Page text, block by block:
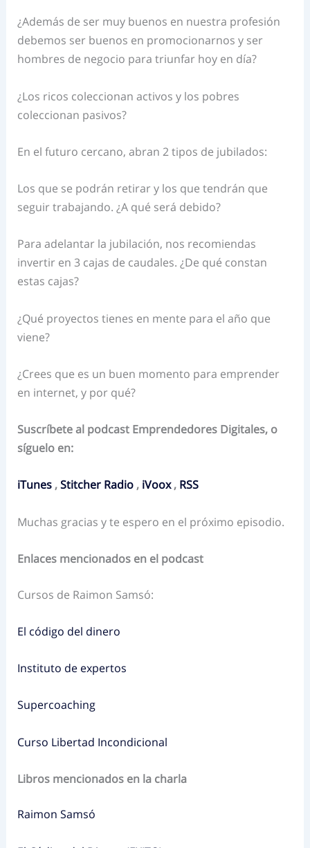
¿Además de ser muy buenos en nuestra profesión
debemos ser buenos en promocionarnos y ser
hombres de negocio para triunfar hoy en día?
¿Los ricos coleccionan activos y los pobres
coleccionan pasivos?
En el futuro cercano, abran 2 tipos de jubilados:
Los que se podrán retirar y los que tendrán que
seguir trabajando. ¿A qué será debido?
Para adelantar la jubilación, nos recomiendas
invertir en 3 cajas de caudales. ¿De qué constan
estas cajas?
¿Qué proyectos tienes en mente para el año que
viene?
¿Crees que es un buen momento para emprender
en internet, y por qué?
Suscríbete al podcast Emprendedores Digitales, o
síguelo en:
iTunes ,Stitcher Radio , iVoox, RSS
Muchas gracias y te espero en el próximo episodio.
Enlaces mencionados en el podcast
Cursos de Raimon Samsó:
El código del dinero
Instituto de expertos
Supercoaching
Curso Libertad Incondicional
Libros mencionados en la charla
Raimon Samsó